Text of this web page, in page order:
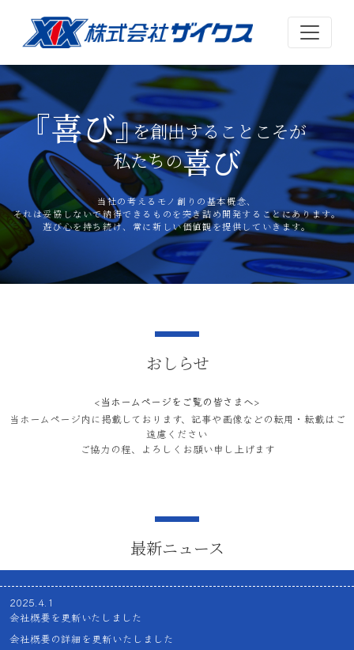
『喜び』を創出することこそが
私たちの喜び
当社の考えるモノ創りの基本概念、
それは妥協しないで納得できるものを突き詰め開発することにあります。
遊び心を持ち続け、常に新しい価値観を提供していきます。
おしらせ
<当ホームページをご覧の皆さまへ>
当ホームページ内に掲載しております、記事や画像などの転用・転載はご
遠慮ください
ご協力の程、よろしくお願い申し上げます
最新ニュース
2025.4.1
会社概要を更新いたしました
会社概要の詳細を更新いたしました